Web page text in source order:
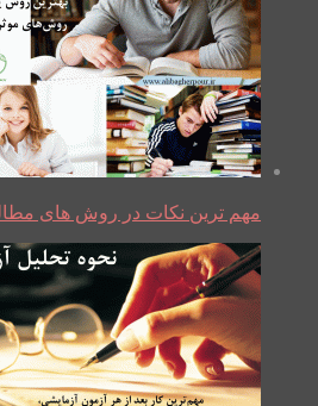
مهم ترین نکات در روش های